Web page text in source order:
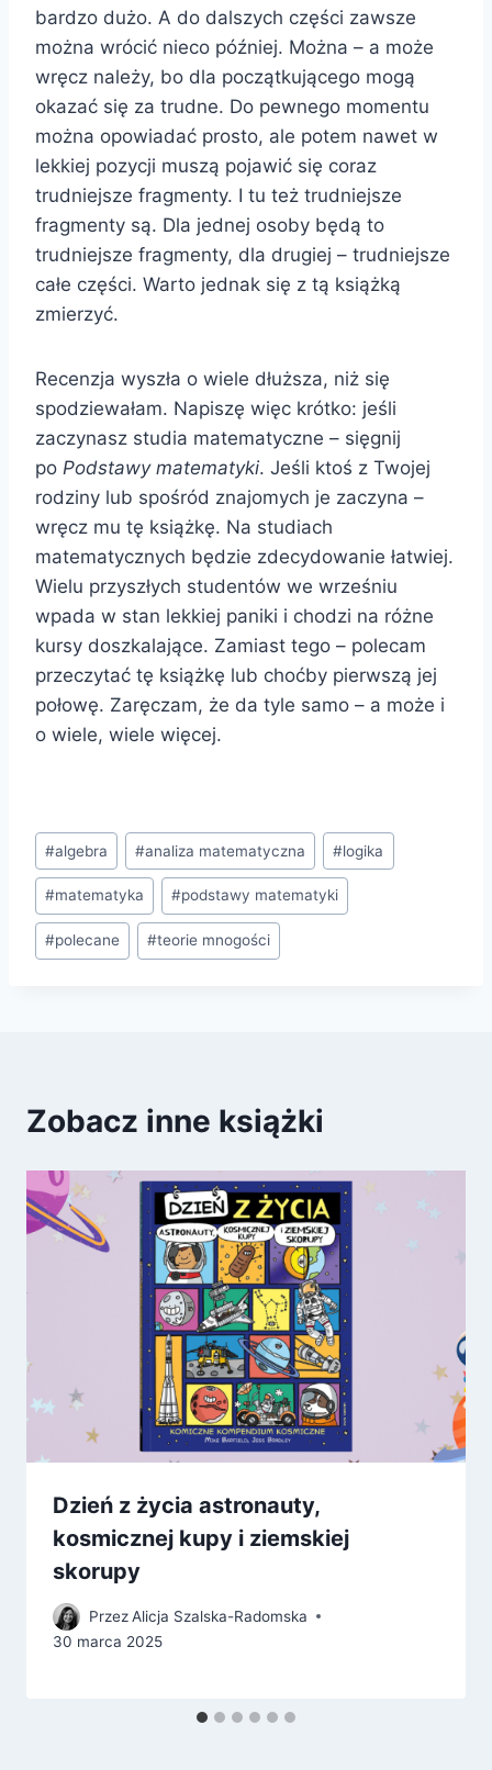
bardzo dużo. A do dalszych części zawsze
można wrócić nieco później. Można – a może
wręcz należy, bo dla początkującego mogą
okazać się za trudne. Do pewnego momentu
można opowiadać prosto, ale potem nawet w
lekkiej pozycji muszą pojawić się coraz
trudniejsze fragmenty. I tu też trudniejsze
fragmenty są. Dla jednej osoby będą to
trudniejsze fragmenty, dla drugiej – trudniejsze
całe części. Warto jednak się z tą książką
zmierzyć.
Recenzja wyszła o wiele dłuższa, niż się
spodziewałam. Napiszę więc krótko: jeśli
zaczynasz studia matematyczne – sięgnij
po Podstawy matematyki. Jeśli ktoś z Twojej
rodziny lub spośród znajomych je zaczyna –
wręcz mu tę książkę. Na studiach
matematycznych będzie zdecydowanie łatwiej.
Wielu przyszłych studentów we wrześniu
wpada w stan lekkiej paniki i chodzi na różne
kursy doszkalające. Zamiast tego – polecam
przeczytać tę książkę lub choćby pierwszą jej
połowę. Zaręczam, że da tyle samo – a może i
o wiele, wiele więcej.
Tagi
wpisu:
#algebra #analiza matematyczna #logika
#matematyka #podstawy matematyki
#polecane #teorie mnogości
Zobacz inne książki
Dzień z życia astronauty,
kosmicznej kupy i ziemskiej
skorupy
PrzezAlicja Szalska-Radomska
30 marca 2025